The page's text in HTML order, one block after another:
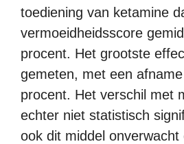
toediening van ketamine
vermoeidheidsscore
procent. Het grootste
gemeten, met een
procent. Het verschil met
echter niet statistisch
ook dit middel onverwacht